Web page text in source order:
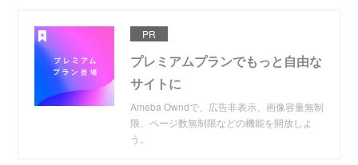
PR
プレミアムプランでもっと自由な
サイトに
Ameba Owndで、広告非表示、画像容量無制
限、ページ数無制限などの機能を開放しよ
う。